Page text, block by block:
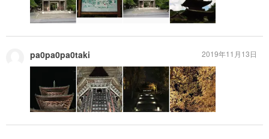
pa0pa0pa0taki 2019年11月13日